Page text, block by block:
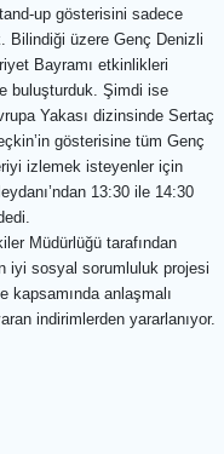
up gösterisini sadece
Bilindiği üzere Genç Denizli
Bayramı etkinlikleri
buluşturduk. Şimdi ise
Yakası dizinsinde Sertaç
gösterisine tüm Genç
izlemek isteyenler için
13:30 ile 14:30
Müdürlüğü tarafından
iyi sosyal sorumluluk projesi
kapsamında anlaşmalı
indirimlerden yararlanıyor.